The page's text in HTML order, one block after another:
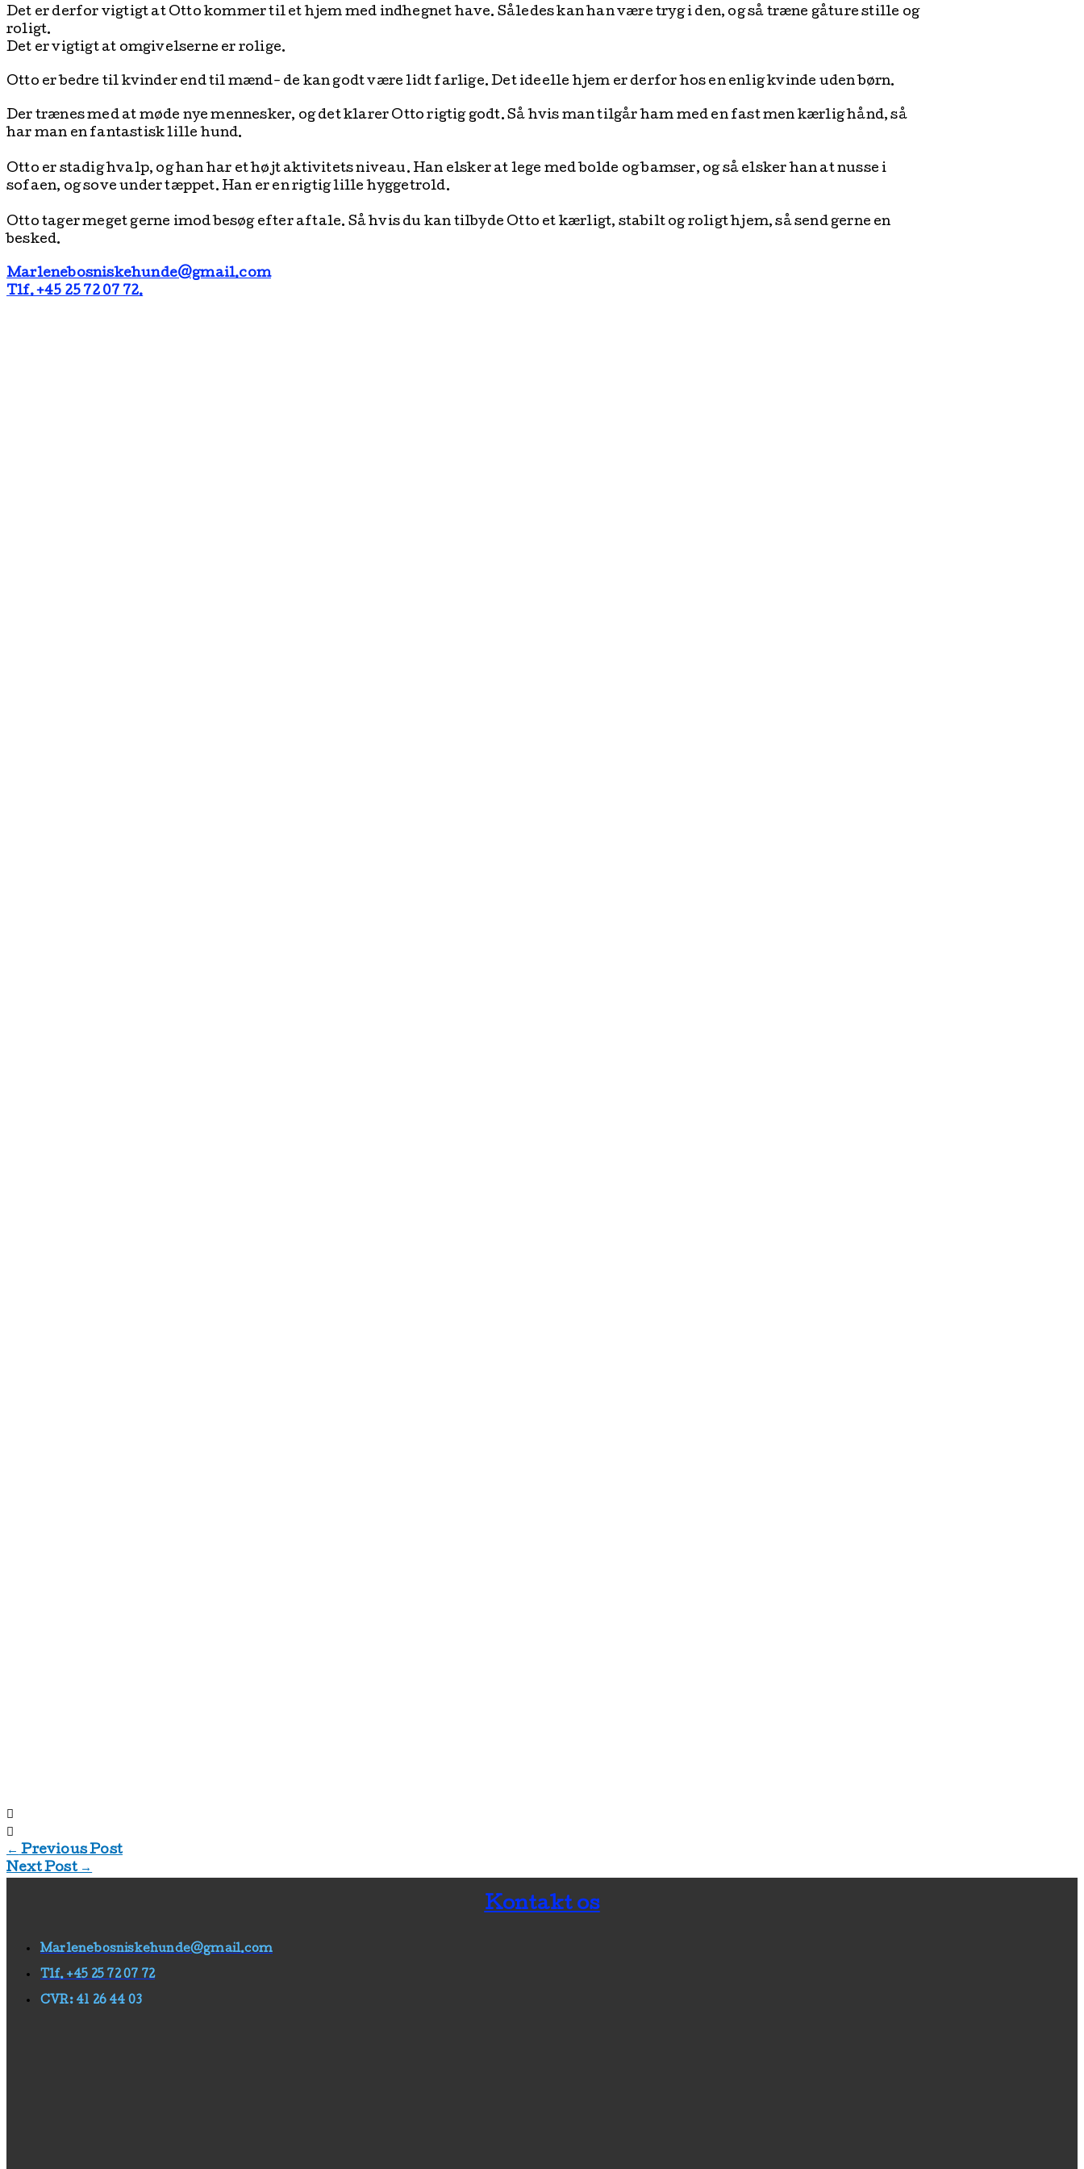
Det er derfor vigtigt at Otto kommer til et hjem med indhegnet have. Således kan han være tryg i den, og så træne gåture stille og
roligt.
Det er vigtigt at omgivelserne er rolige.
Otto er bedre til kvinder end til mænd- de kan godt være lidt farlige. Det ideelle hjem er derfor hos en enlig kvinde uden børn.
Der trænes med at møde nye mennesker, og det klarer Otto rigtig godt. Så hvis man tilgår ham med en fast men kærlig hånd, så
har man en fantastisk lille hund.
Otto er stadig hvalp, og han har et højt aktivitets niveau. Han elsker at lege med bolde og bamser, og så elsker han at nusse i
sofaen, og sove under tæppet. Han er en rigtig lille hyggetrold.
Otto tager meget gerne imod besøg efter aftale. Så hvis du kan tilbyde Otto et kærligt, stabilt og roligt hjem, så send gerne en
besked.
Marlenebosniskehunde@gmail.com
Tlf. +45 25 72 07 72.
← Previous Post
Next Post →
Kontakt os
Marlenebosniskehunde@gmail.com
Tlf. +45 25 72 07 72
CVR: 41 26 44 03